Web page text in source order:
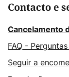
Contacto e
Cancelamento
FAQ -
Seguir a